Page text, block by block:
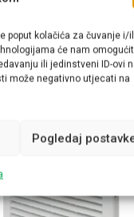
poput kolačića za čuvanje i/
će nam
ili jedinstveni ID-ovi
može negativno utjecati na
Pogledaj